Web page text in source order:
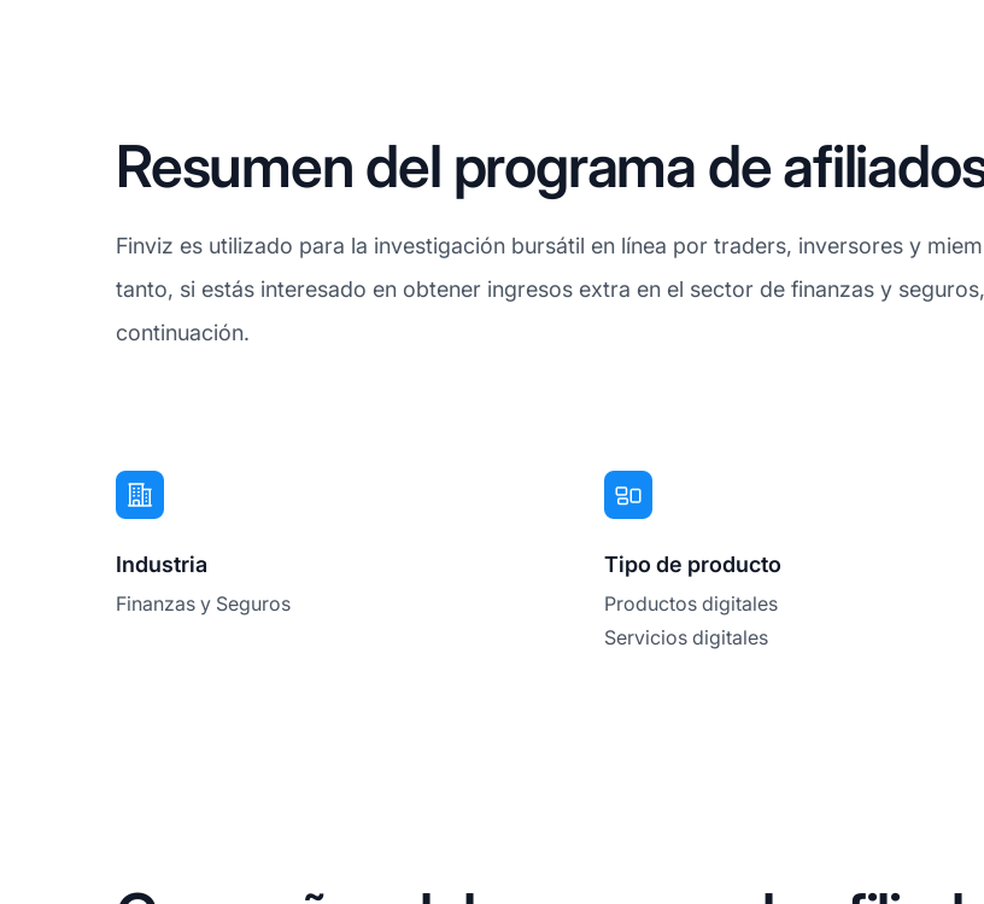
Resumen del programa de
Finviz es utilizado para la investigación bursátil en línea por traders, inversores y
tanto, si estás interesado en obtener ingresos extra en el sector de finanzas y
continuación.
Industria
Finanzas y Seguros
Tipo de producto
Productos digitales
Servicios digitales